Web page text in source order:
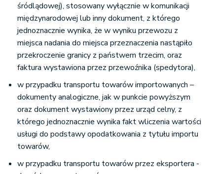
śródlądowej), stosowany wyłącznie w komunikacji
międzynarodowej lub inny dokument, z którego
jednoznacznie wynika, że w wyniku przewozu z
miejsca nadania do miejsca przeznaczenia nastąpiło
przekroczenie granicy z państwem trzecim, oraz
faktura wystawiona przez przewoźnika (spedytora),
w przypadku transportu towarów importowanych –
dokumenty analogiczne, jak w punkcie powyższym
oraz dokument wystawiony przez urząd celny, z
którego jednoznacznie wynika fakt wliczenia wartości
usługi do podstawy opodatkowania z tytułu importu
towarów,
w przypadku transportu towarów przez eksportera -